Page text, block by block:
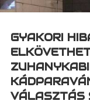
GYAKORI
VÁLASZTÁS